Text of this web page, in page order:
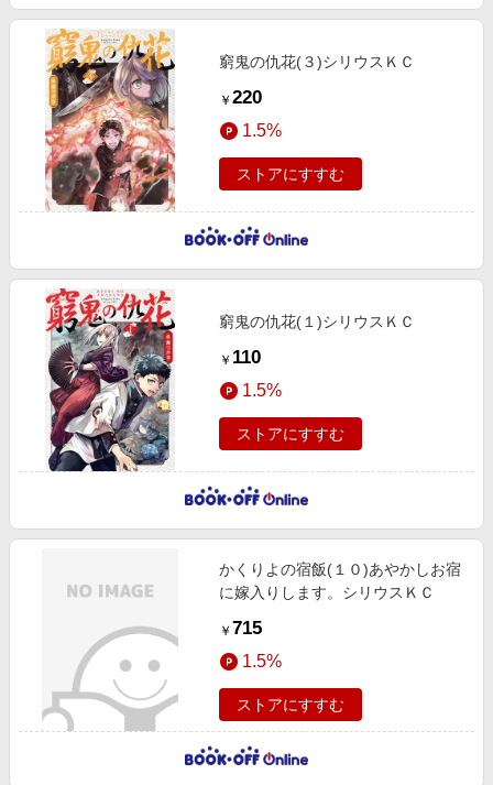
窮鬼の仇花(３)シリウスＫＣ
￥ 220
1.5%
ストアにすすむ
窮鬼の仇花(１)シリウスＫＣ
￥ 110
1.5%
ストアにすすむ
かくりよの宿飯(１０)あやかしお宿
に嫁入りします。シリウスＫＣ
￥ 715
1.5%
ストアにすすむ